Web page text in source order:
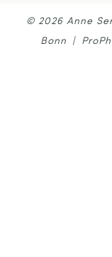
© 2026 Anne
Bonn
|